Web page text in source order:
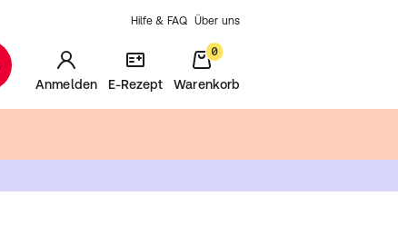
Hilfe & FAQ Über uns
Anmelden E-Rezept
0
Warenkorb